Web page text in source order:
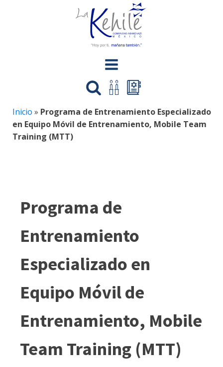
Inicio » Programa de Entrenamiento Especializado
en Equipo Móvil de Entrenamiento, Mobile Team
Training (MTT)
Programa de
Entrenamiento
Especializado en
Equipo Móvil de
Entrenamiento, Mobile
Team Training (MTT)